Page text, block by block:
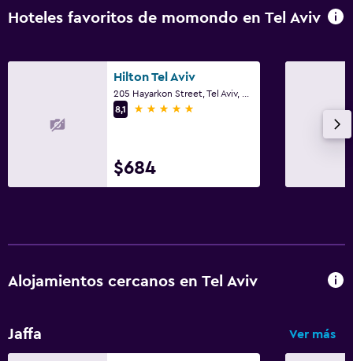
Hoteles favoritos de momondo en Tel Aviv
Hilton Tel Aviv
8,1
5 estrellas
$684
Alojamientos cercanos en Tel Aviv
Jaffa Ver más